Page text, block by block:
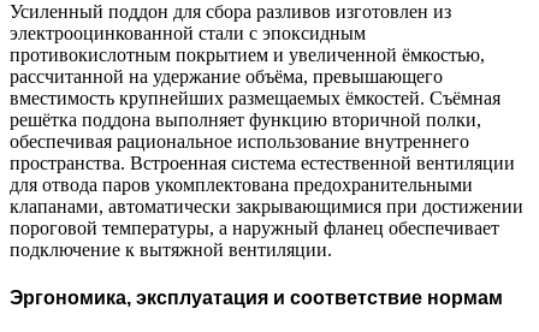
Усиленный поддон для сбора разливов изготовлен из
электрооцинкованной стали с эпоксидным
противокислотным покрытием и увеличенной ёмкостью,
рассчитанной на удержание объёма, превышающего
вместимость крупнейших размещаемых ёмкостей. Съёмная
решётка поддона выполняет функцию вторичной полки,
обеспечивая рациональное использование внутреннего
пространства. Встроенная система естественной вентиляции
для отвода паров укомплектована предохранительными
клапанами, автоматически закрывающимися при достижении
пороговой температуры, а наружный фланец обеспечивает
подключение к вытяжной вентиляции.
Эргономика, эксплуатация и соответствие нормам